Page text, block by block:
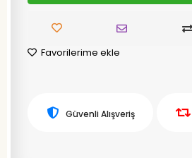
Favorilerime ekle
Güvenli Alışveriş